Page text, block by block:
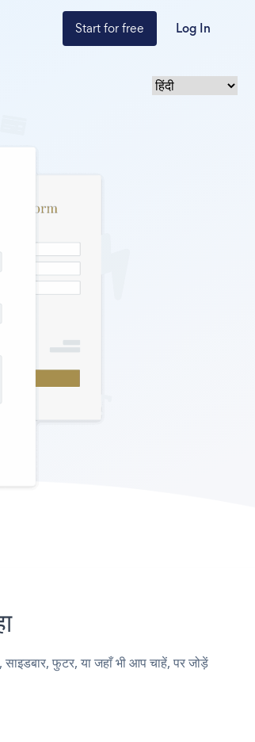
Start for free Log In
फुटर, या जहाँ भी आप चाहें, पर जोड़ें